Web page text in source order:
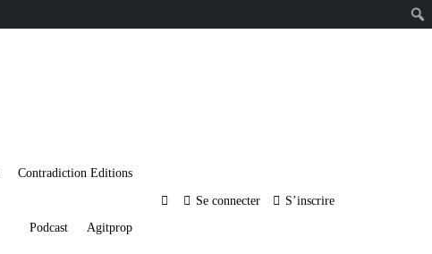
Contradiction Editions
Podcast Agitprop
Se connecter S’inscrire